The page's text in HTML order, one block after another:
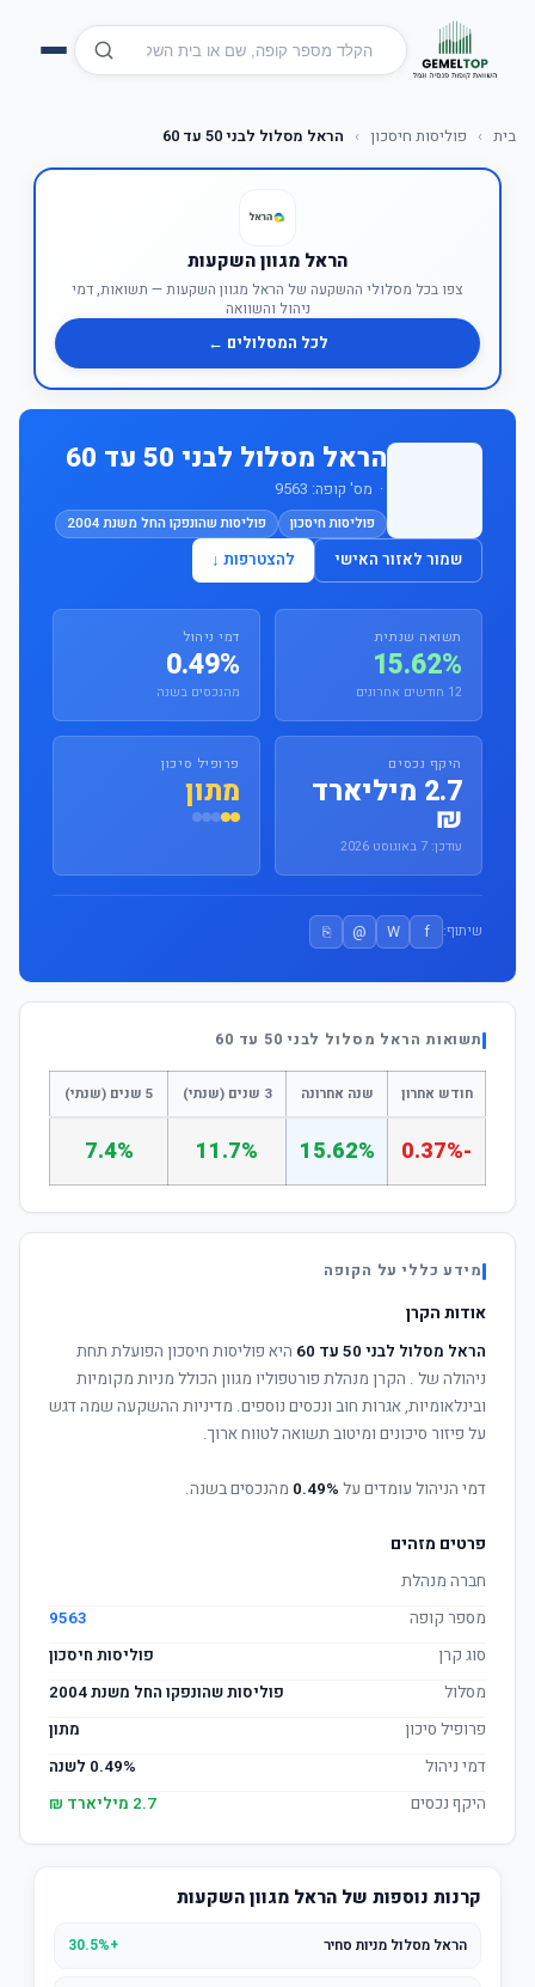
בית › פוליסות חיסכון › הראל מסלול לבני 50 עד 60
הראל מגוון השקעות
צפו בכל מסלולי ההשקעה של הראל מגוון השקעות — תשואות, דמי
ניהול והשוואה
לכל המסלולים ←
הראל מסלול לבני 50 עד 60
· מס' קופה: 9563
פוליסות חיסכון פוליסות שהונפקו החל משנת 2004
שמור לאזור האישי להצטרפות ↓
תשואה שנתית
15.62%
12 חודשים אחרונים
דמי ניהול
0.49%
מהנכסים בשנה
היקף נכסים
2.7 מיליארד
₪
עודכן: 7 באוגוסט 2026
פרופיל סיכון
מתון
שיתוף: f
W
@
⎘
תשואות הראל מסלול לבני 50 עד 60
חודש אחרון שנה אחרונה 3 שנים (שנתי) 5 שנים (שנתי)
-0.37%
15.62%
11.7%
7.4%
מידע כללי על הקופה
אודות הקרן
הראל מסלול לבני 50 עד 60
היא פוליסות חיסכון הפועלת תחת
ניהולה של . הקרן מנהלת פורטפוליו מגוון הכולל מניות מקומיות
ובינלאומיות, אגרות חוב ונכסים נוספים. מדיניות ההשקעה שמה דגש
על פיזור סיכונים ומיטוב תשואה לטווח ארוך.
דמי הניהול עומדים על 0.49% מהנכסים בשנה.
פרטים מזהים
חברה מנהלת
מספר קופה
9563
סוג קרן
פוליסות חיסכון
מסלול
פוליסות שהונפקו החל משנת 2004
פרופיל סיכון
מתון
דמי ניהול
0.49% לשנה
היקף נכסים
2.7 מיליארד ₪
קרנות נוספות של הראל מגוון השקעות
הראל מסלול מניות סחיר +30.5%